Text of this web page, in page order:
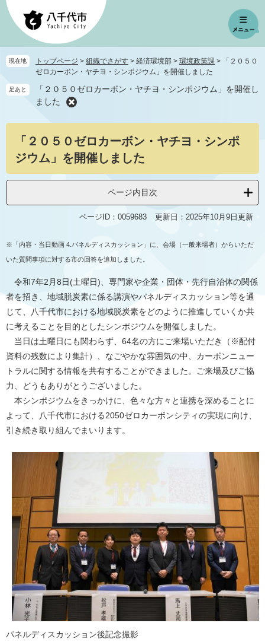
ペ
先
頭
す
メ
を
飛
し
現在地 トップページ > 組織でさがす > 経済環境部 > 環境政策課 >
「２０５０
ゼロカーボン・ヤチヨ・シンポジウム」を開催しました
足あと
「２０５０ゼロカーボン・ヤチヨ・シンポジウム」を開催し
ました
「２０５０ゼロカーボン・ヤチヨ・シンポ
ジウム」を開催しました
ページ内目次
ページID：0059683 更新日：2025年10月9日更新
※「内容・当日動画 4.パネルディスカッション」に、会場（一般来場者）からいただ
いた質問事項に対する市の回答を追加しました。
令和7年2月8日(土曜日)、専門家や企業・団体・先行自治体の関係
者を招き、地域脱炭素に係る講演やパネルディスカッション等を通
じて、八千代市における地域脱炭素をどのように推進していくか共
に考えることを目的としたシンポジウムを開催しました。
当日は土曜日にも関わらず、64名の方にご来場いただき（※配付
資料の残数により集計）、なごやかな雰囲気の中、カーボンニュー
トラルに関する情報を共有することができました。ご来場及びご協
力、どうもありがとうございました。
本シンポジウムをきっかけに、色々な方々と連携を深めることに
よって、八千代市における2050ゼロカーボンシティの実現に向け、
引き続き取り組んでまいります。
パネルディスカッション後記念撮影